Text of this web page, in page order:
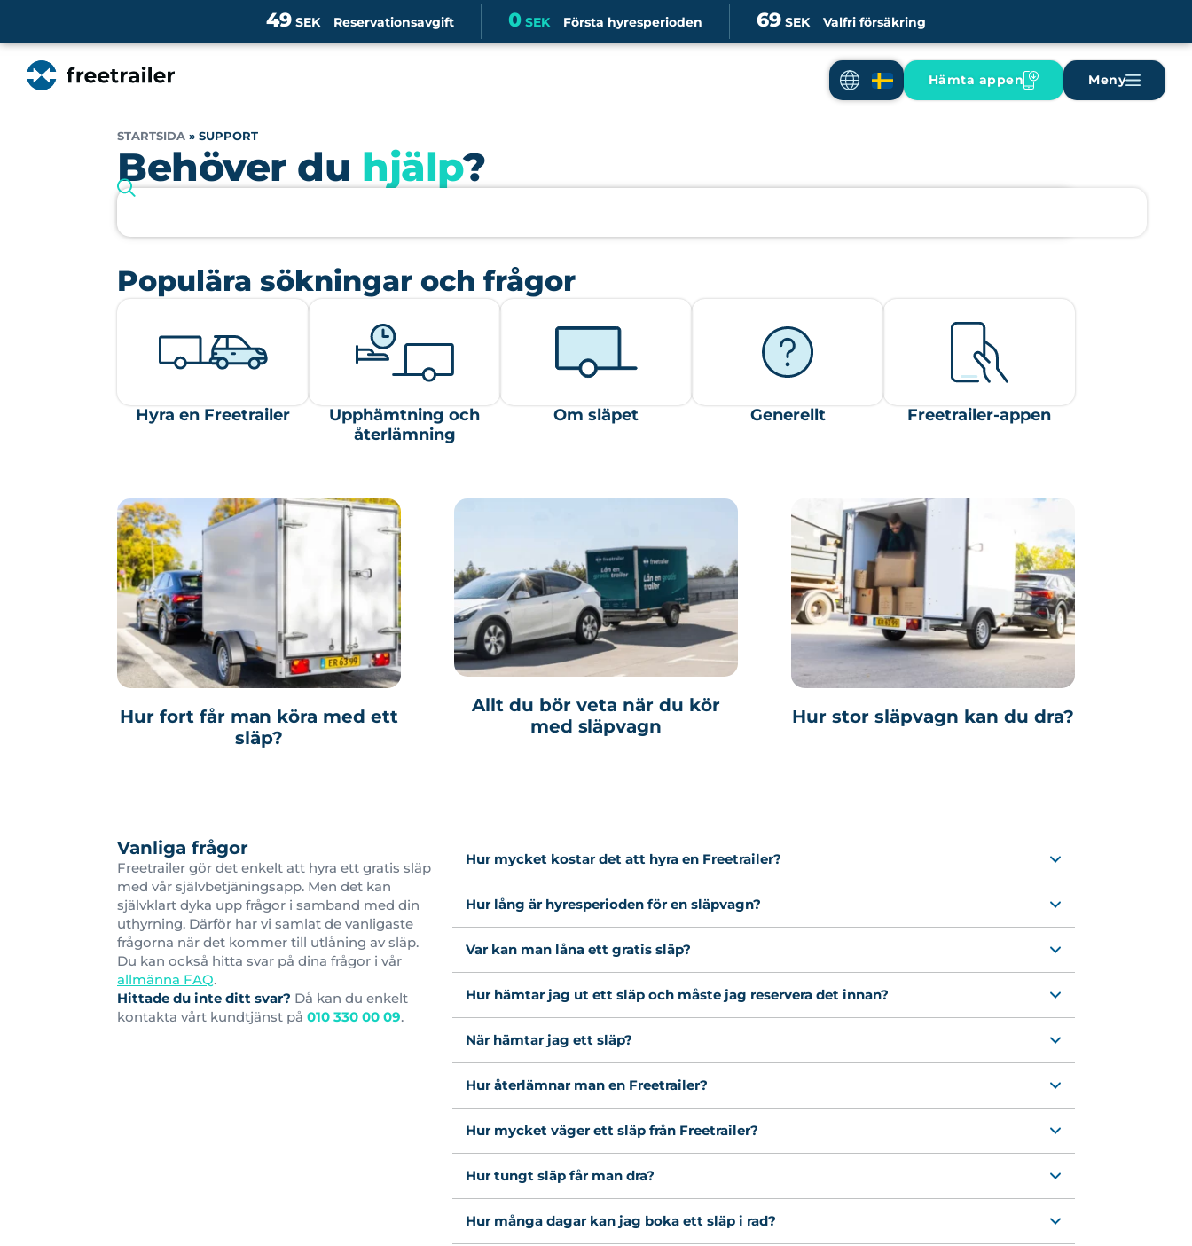
Reservationsavgift
49 SEK Första hyresperioden
0 SEK Valfri försäkring
69 SEK
Hämta appen Meny
STARTSIDA » SUPPORT
Behöver du hjälp?
Populära sökningar och frågor
Hyra en Freetrailer
Upphämtning och
återlämning
Om släpet Generellt Freetrailer-appen
Hur fort får man köra med ett
släp?
Allt du bör veta när du kör
med släpvagn
Hur stor släpvagn kan du dra?
Vanliga frågor
Freetrailer gör det enkelt att hyra ett gratis släp
med vår självbetjäningsapp. Men det kan
självklart dyka upp frågor i samband med din
uthyrning. Därför har vi samlat de vanligaste
frågorna när det kommer till utlåning av släp.
Du kan också hitta svar på dina frågor i vår
allmänna FAQ.
Hittade du inte ditt svar? Då kan du enkelt
kontakta vårt kundtjänst på 010 330 00 09.
Hur mycket kostar det att hyra en Freetrailer?
Hur lång är hyresperioden för en släpvagn?
Var kan man låna ett gratis släp?
Hur hämtar jag ut ett släp och måste jag reservera det innan?
När hämtar jag ett släp?
Hur återlämnar man en Freetrailer?
Hur mycket väger ett släp från Freetrailer?
Hur tungt släp får man dra?
Hur många dagar kan jag boka ett släp i rad?